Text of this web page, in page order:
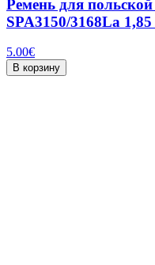
Ремень для
SPA3150/3168La
5.00€
В корзину